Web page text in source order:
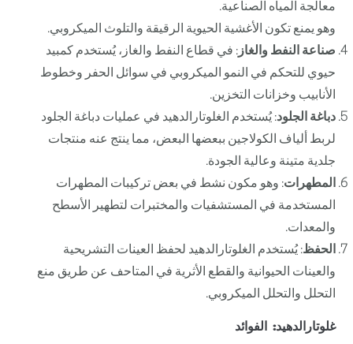
معالجة المياه الصناعية.
وهو يمنع تكون الأغشية الحيوية الرقيقة والتلوث الميكروبي.
صناعة النفط والغاز: في قطاع النفط والغاز، يُستخدم كمبيد
حيوي للتحكم في النمو الميكروبي في سوائل الحفر وخطوط
الأنابيب وخزانات التخزين.
دباغة الجلود: يُستخدم الغلوتارالدهيد في عمليات دباغة الجلود
لربط ألياف الكولاجين ببعضها البعض، مما ينتج عنه منتجات
جلدية متينة وعالية الجودة.
المطهرات : وهو مكون نشط في بعض تركيبات المطهرات
المستخدمة في المستشفيات والمختبرات لتطهير الأسطح
والمعدات.
الحفظ: يُستخدم الغلوتارالدهيد لحفظ العينات التشريحية
والعينات الحيوانية والقطع الأثرية في المتاحف عن طريق منع
التحلل والتحلل الميكروبي.
غلوتارالدهيد: الفوائد